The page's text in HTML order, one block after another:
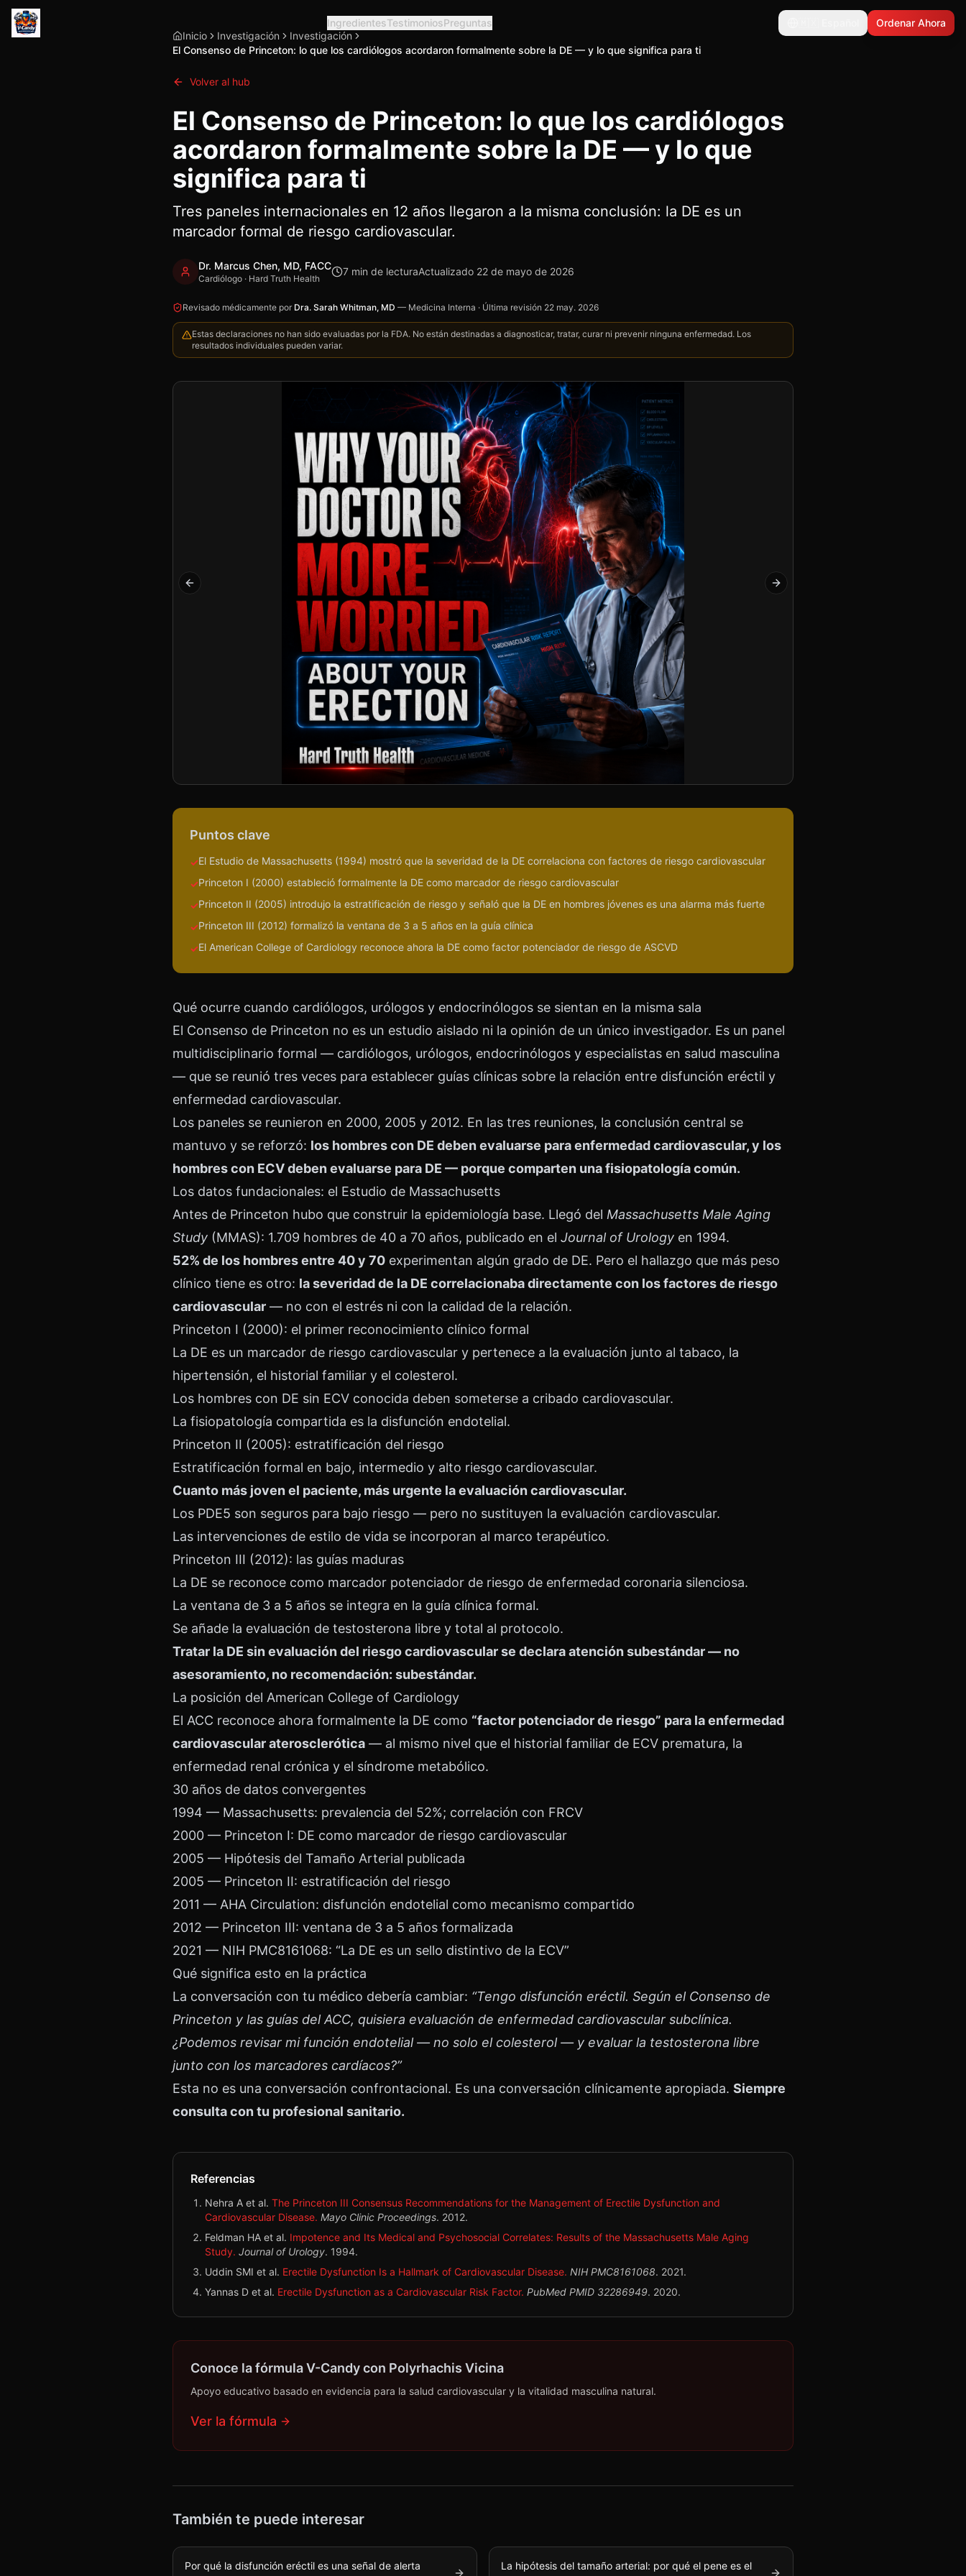
IngredientesTestimoniosPreguntas
Ordenar Ahora
Inicio
Investigación
Investigación
El Consenso de Princeton: lo que los cardiólogos acordaron formalmente sobre la DE — y lo que significa para ti
Volver al hub
El Consenso de Princeton: lo que los cardiólogos
acordaron formalmente sobre la DE — y lo que
significa para ti
Tres paneles internacionales en 12 años llegaron a la misma conclusión: la DE es un
marcador formal de riesgo cardiovascular.
Dr. Marcus Chen, MD, FACC
Cardiólogo · Hard Truth Health
7 min de lecturaActualizado 22 de mayo de 2026
Revisado médicamente por Dra. Sarah Whitman, MD — Medicina Interna · Última revisión 22 may. 2026
Estas declaraciones no han sido evaluadas por la FDA. No están destinadas a diagnosticar, tratar, curar ni prevenir ninguna enfermedad. Los
resultados individuales pueden variar.
Previous slide Next slide
Puntos clave
✓El Estudio de Massachusetts (1994) mostró que la severidad de la DE correlaciona con factores de riesgo cardiovascular
✓Princeton I (2000) estableció formalmente la DE como marcador de riesgo cardiovascular
✓Princeton II (2005) introdujo la estratificación de riesgo y señaló que la DE en hombres jóvenes es una alarma más fuerte
✓Princeton III (2012) formalizó la ventana de 3 a 5 años en la guía clínica
✓El American College of Cardiology reconoce ahora la DE como factor potenciador de riesgo de ASCVD
Qué ocurre cuando cardiólogos, urólogos y endocrinólogos se sientan en la misma sala
El Consenso de Princeton no es un estudio aislado ni la opinión de un único investigador. Es un panel
multidisciplinario formal — cardiólogos, urólogos, endocrinólogos y especialistas en salud masculina
— que se reunió tres veces para establecer guías clínicas sobre la relación entre disfunción eréctil y
enfermedad cardiovascular.
Los paneles se reunieron en 2000, 2005 y 2012. En las tres reuniones, la conclusión central se
mantuvo y se reforzó: los hombres con DE deben evaluarse para enfermedad cardiovascular, y los
hombres con ECV deben evaluarse para DE — porque comparten una fisiopatología común.
Los datos fundacionales: el Estudio de Massachusetts
Antes de Princeton hubo que construir la epidemiología base. Llegó del Massachusetts Male Aging
Study (MMAS): 1.709 hombres de 40 a 70 años, publicado en el Journal of Urology en 1994.
52% de los hombres entre 40 y 70 experimentan algún grado de DE. Pero el hallazgo que más peso
clínico tiene es otro: la severidad de la DE correlacionaba directamente con los factores de riesgo
cardiovascular — no con el estrés ni con la calidad de la relación.
Princeton I (2000): el primer reconocimiento clínico formal
La DE es un marcador de riesgo cardiovascular y pertenece a la evaluación junto al tabaco, la
hipertensión, el historial familiar y el colesterol.
Los hombres con DE sin ECV conocida deben someterse a cribado cardiovascular.
La fisiopatología compartida es la disfunción endotelial.
Princeton II (2005): estratificación del riesgo
Estratificación formal en bajo, intermedio y alto riesgo cardiovascular.
Cuanto más joven el paciente, más urgente la evaluación cardiovascular.
Los PDE5 son seguros para bajo riesgo — pero no sustituyen la evaluación cardiovascular.
Las intervenciones de estilo de vida se incorporan al marco terapéutico.
Princeton III (2012): las guías maduras
La DE se reconoce como marcador potenciador de riesgo de enfermedad coronaria silenciosa.
La ventana de 3 a 5 años se integra en la guía clínica formal.
Se añade la evaluación de testosterona libre y total al protocolo.
Tratar la DE sin evaluación del riesgo cardiovascular se declara atención subestándar — no
asesoramiento, no recomendación: subestándar.
La posición del American College of Cardiology
El ACC reconoce ahora formalmente la DE como “factor potenciador de riesgo” para la enfermedad
cardiovascular aterosclerótica — al mismo nivel que el historial familiar de ECV prematura, la
enfermedad renal crónica y el síndrome metabólico.
30 años de datos convergentes
1994 — Massachusetts: prevalencia del 52%; correlación con FRCV
2000 — Princeton I: DE como marcador de riesgo cardiovascular
2005 — Hipótesis del Tamaño Arterial publicada
2005 — Princeton II: estratificación del riesgo
2011 — AHA Circulation: disfunción endotelial como mecanismo compartido
2012 — Princeton III: ventana de 3 a 5 años formalizada
2021 — NIH PMC8161068: “La DE es un sello distintivo de la ECV”
Qué significa esto en la práctica
La conversación con tu médico debería cambiar: “Tengo disfunción eréctil. Según el Consenso de
Princeton y las guías del ACC, quisiera evaluación de enfermedad cardiovascular subclínica.
¿Podemos revisar mi función endotelial — no solo el colesterol — y evaluar la testosterona libre
junto con los marcadores cardíacos?”
Esta no es una conversación confrontacional. Es una conversación clínicamente apropiada. Siempre
consulta con tu profesional sanitario.
Referencias
Nehra A et al. The Princeton III Consensus Recommendations for the Management of Erectile Dysfunction and
Cardiovascular Disease. Mayo Clinic Proceedings. 2012.
Feldman HA et al. Impotence and Its Medical and Psychosocial Correlates: Results of the Massachusetts Male Aging
Study. Journal of Urology. 1994.
Uddin SMI et al. Erectile Dysfunction Is a Hallmark of Cardiovascular Disease. NIH PMC8161068. 2021.
Yannas D et al. Erectile Dysfunction as a Cardiovascular Risk Factor. PubMed PMID 32286949. 2020.
Conoce la fórmula V-Candy con Polyrhachis Vicina
Apoyo educativo basado en evidencia para la salud cardiovascular y la vitalidad masculina natural.
Ver la fórmula
También te puede interesar
Por qué la disfunción eréctil es una señal de alerta
La hipótesis del tamaño arterial: por qué el pene es el